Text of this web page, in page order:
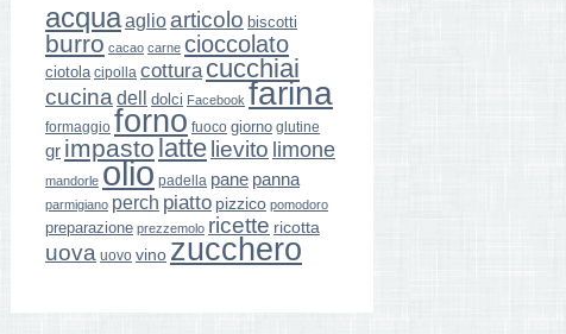
acquaaglio articolo biscotti
burro cacao carne cioccolato
ciotola cipolla cottura cucchiai
cucina dell dolci Facebook farina
formaggio forno fuoco giorno glutine
gr impasto latte lievito limone
mandorle olio padella pane panna
parmigiano perch piatto pizzico pomodoro
preparazione prezzemolo ricette ricotta
uova uovo vino zucchero